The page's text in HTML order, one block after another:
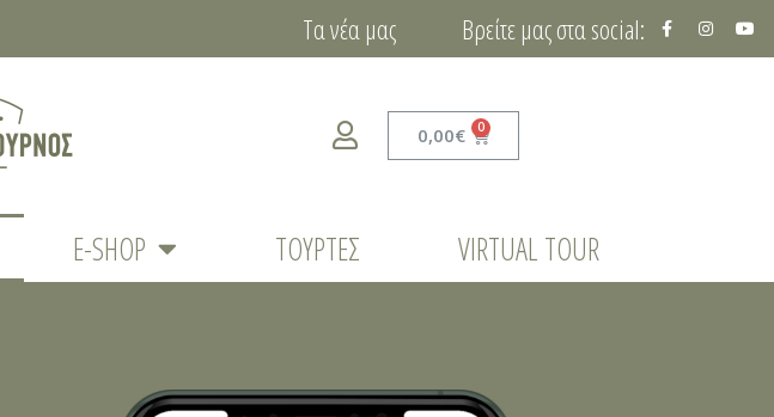
Τα νέα μας Βρείτε μας στα social:
0,00€
E-SHOP ΤΟΎΡΤΕΣ VIRTUAL TOUR